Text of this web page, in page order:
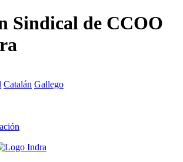
Sindical de CCOO
Catalán Gallego